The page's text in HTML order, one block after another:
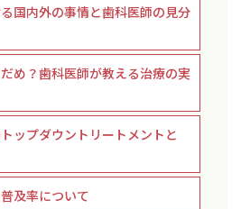
国内外の事情と歯科医師の見分
め？歯科医師が教える治療の実
ップダウントリートメントと
及率について